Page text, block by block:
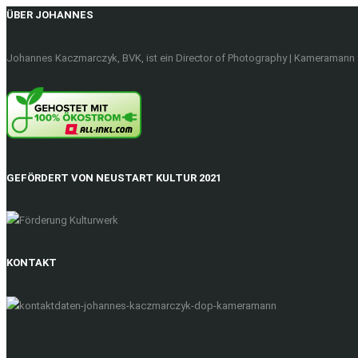
ÜBER JOHANNES
Johannes Kaczmarczyk, BVK, ist ein Director of Photography |
GEFÖRDERT VON NEUSTART KULTUR 2021
KONTAKT